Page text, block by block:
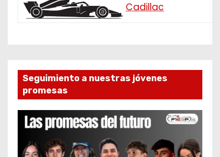
Cadillac
Seguimiento a nuestras jóvenes
promesas